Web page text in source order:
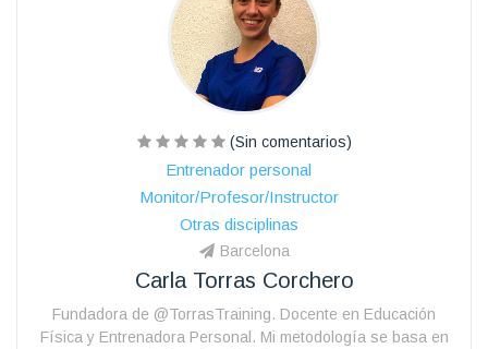
(Sin comentarios)
Entrenador personal
Monitor/Profesor/Instructor
Otras disciplinas
Barcelona
Carla Torras Corchero
Fundadora de @TorrasTraining. Docente en Educación
Física y Entrenadora Personal. Mi metodología se basa en